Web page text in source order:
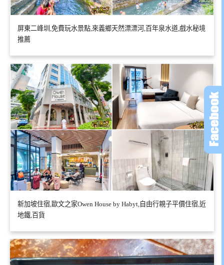
屏東二峰圳,免費玩水景點,來義鄉天然漂漂河,百年泉水道,戲水秘境
推薦
新加坡住宿,歐文之家Owen House by Habyt,自由行親子平價住宿,近
地鐵,百貨